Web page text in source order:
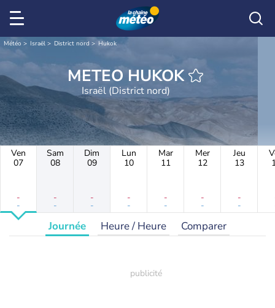
Météo Israël District nord Hukok
METEO HUKOK
Israël (District nord)
Ven
07
-
-
Sam
08
-
-
Dim
09
-
-
Lun
10
-
-
Mar
11
-
-
Mer
12
-
-
Jeu
13
-
-
Journée Heure / Heure Comparer